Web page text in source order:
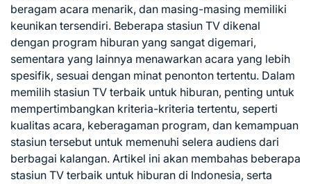
beragam acara menarik, dan masing-masing memiliki
keunikan tersendiri. Beberapa stasiun TV dikenal
dengan program hiburan yang sangat digemari,
sementara yang lainnya menawarkan acara yang lebih
spesifik, sesuai dengan minat penonton tertentu. Dalam
memilih stasiun TV terbaik untuk hiburan, penting untuk
mempertimbangkan kriteria-kriteria tertentu, seperti
kualitas acara, keberagaman program, dan kemampuan
stasiun tersebut untuk memenuhi selera audiens dari
berbagai kalangan. Artikel ini akan membahas beberapa
stasiun TV terbaik untuk hiburan di Indonesia, serta